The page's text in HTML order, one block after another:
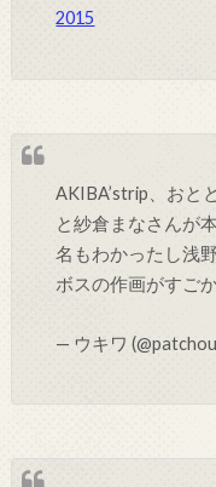
2015
AKIBA’strip、おと
と紗倉まなさんが
名もわかったし浅
ボスの作画がすご
— ウキワ